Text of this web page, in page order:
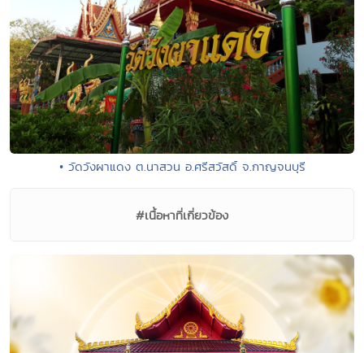
• วัดวังผาแดง ต.นาสวน อ.ศรีสวัสดิ์ จ.กาญจนบุรี
#เนื้อหาที่เกี่ยวข้อง